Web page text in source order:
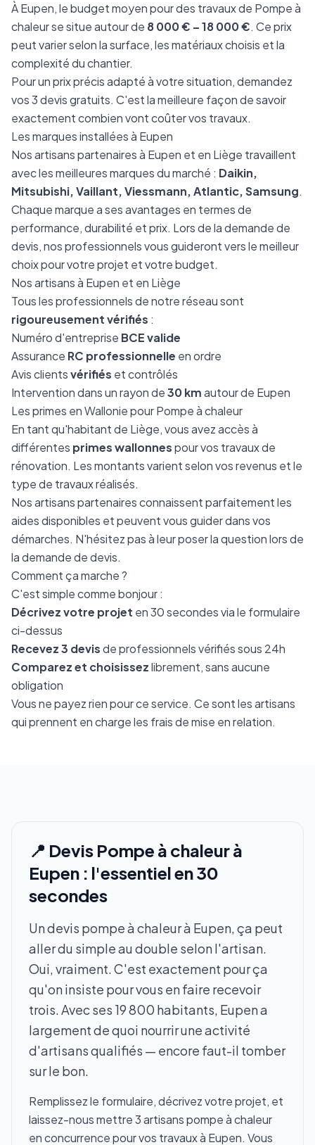
À Eupen, le budget moyen pour des travaux de Pompe à
chaleur se situe autour de 8 000 € – 18 000 €. Ce prix
peut varier selon la surface, les matériaux choisis et la
complexité du chantier.
Pour un prix précis adapté à votre situation, demandez
vos 3 devis gratuits. C'est la meilleure façon de savoir
exactement combien vont coûter vos travaux.
Les marques installées à Eupen
Nos artisans partenaires à Eupen et en Liège travaillent
avec les meilleures marques du marché : Daikin,
Mitsubishi, Vaillant, Viessmann, Atlantic, Samsung.
Chaque marque a ses avantages en termes de
performance, durabilité et prix. Lors de la demande de
devis, nos professionnels vous guideront vers le meilleur
choix pour votre projet et votre budget.
Nos artisans à Eupen et en Liège
Tous les professionnels de notre réseau sont
rigoureusement vérifiés :
Numéro d'entreprise BCE valide
Assurance RC professionnelle en ordre
Avis clientsvérifiés et contrôlés
Intervention dans un rayon de30 kmautour de Eupen
Les primes en Wallonie pour Pompe à chaleur
En tant qu'habitant de Liège, vous avez accès à
différentes primes wallonnespour vos travaux de
rénovation. Les montants varient selon vos revenus et le
type de travaux réalisés.
Nos artisans partenaires connaissent parfaitement les
aides disponibles et peuvent vous guider dans vos
démarches. N'hésitez pas à leur poser la question lors de
la demande de devis.
Comment ça marche ?
C'est simple comme bonjour :
Décrivez votre projet en 30 secondes via le formulaire
ci-dessus
Recevez 3 devisde professionnels vérifiés sous 24h
Comparez et choisissezlibrement, sans aucune
obligation
Vous ne payez rien pour ce service. Ce sont les artisans
qui prennent en charge les frais de mise en relation.
📍 Devis Pompe à chaleur à
Eupen : l'essentiel en 30
secondes
Un devis pompe à chaleur à Eupen, ça peut
aller du simple au double selon l'artisan.
Oui, vraiment. C'est exactement pour ça
qu'on insiste pour vous en faire recevoir
trois. Avec ses 19 800 habitants, Eupen a
largement de quoi nourrir une activité
d'artisans qualifiés — encore faut-il tomber
sur le bon.
Remplissez le formulaire, décrivez votre projet, et
laissez-nous mettre 3 artisans pompe à chaleur
en concurrence pour vos travaux à Eupen. Vous